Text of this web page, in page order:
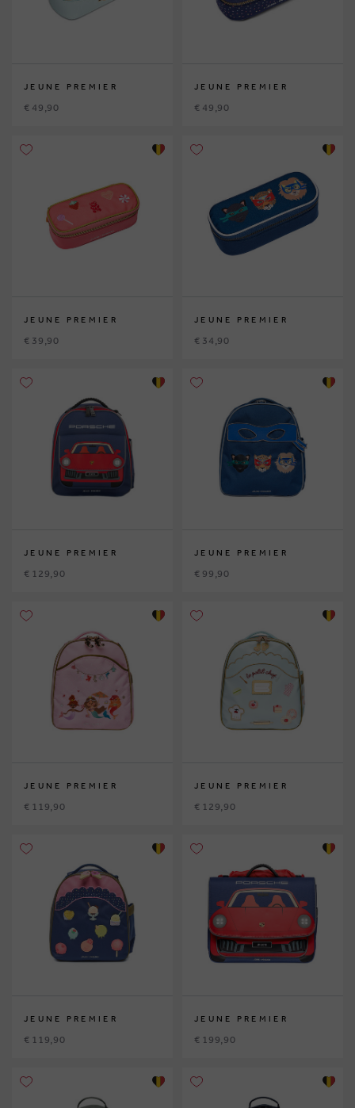
JEUNE PREMIER
€ 49,90
JEUNE PREMIER
€ 49,90
JEUNE PREMIER
€ 39,90
JEUNE PREMIER
€ 34,90
JEUNE PREMIER
€ 129,90
JEUNE PREMIER
€ 99,90
JEUNE PREMIER
€ 119,90
JEUNE PREMIER
€ 129,90
JEUNE PREMIER
€ 119,90
JEUNE PREMIER
€ 199,90